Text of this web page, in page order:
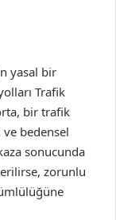
yasal bir
Trafik
bir trafik
ve bedensel
sonucunda
zorunlu